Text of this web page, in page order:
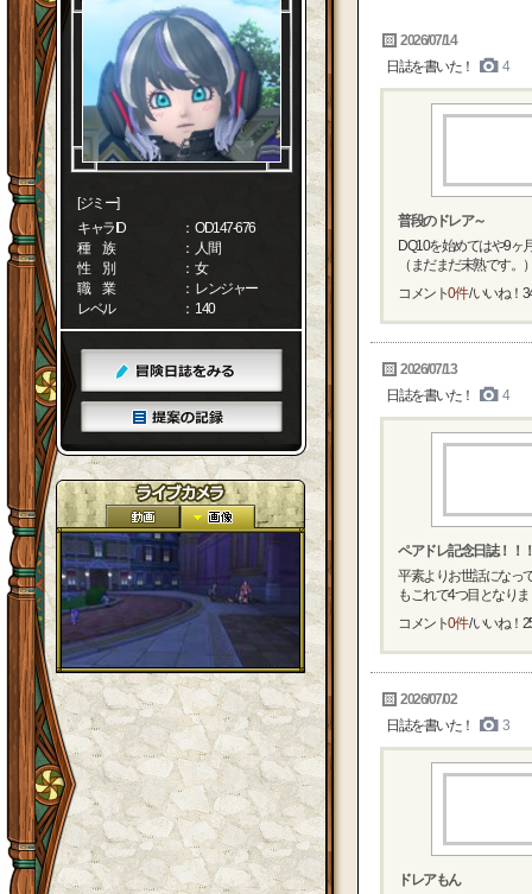
[ジミー]
キャラID
： OD147-676
種 族
： 人間
性 別
： 女
職 業
： レンジャー
レベル
： 140
2026/07/14
日誌を書いた！
4
普段のドレア～
DQ10を始めてはや9ヶ
（まだまだ未熟です。
コメント0件/ いいね！
2026/07/13
日誌を書いた！
4
ペアドレ記念日誌！！
平素よりお世話になっ
もこれで4つ目となり
コメント0件/ いいね！
2026/07/02
日誌を書いた！
3
ドレアもん